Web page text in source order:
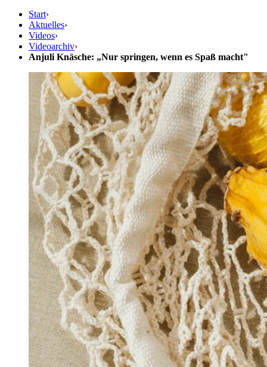
Start›
Aktuelles›
Videos›
Videoarchiv›
Anjuli Knäsche: „Nur springen, wenn es Spaß macht"